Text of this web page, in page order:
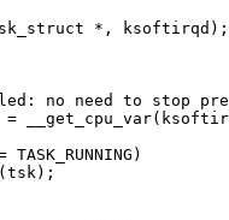
*, ksoftirqd);